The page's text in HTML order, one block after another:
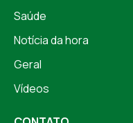
Saúde
Notícia da hora
Geral
Vídeos